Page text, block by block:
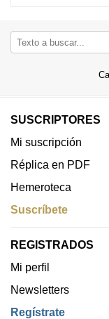
SUSCRIPTORES
Mi suscripción
Réplica en PDF
Hemeroteca
Suscríbete
REGISTRADOS
Mi perfil
Newsletters
Regístrate